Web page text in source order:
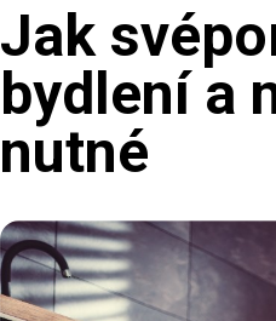
Jak
bydlení a
nutné